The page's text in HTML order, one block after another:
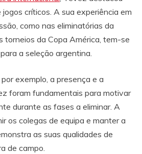
críticos. A sua experiência em
como nas eliminatórias da
torneios da Copa América, tem-se
a seleção argentina.
exemplo, a presença e a
foram fundamentais para motivar
durante as fases a eliminar. A
os colegas de equipa e manter a
as suas qualidades de
de campo.